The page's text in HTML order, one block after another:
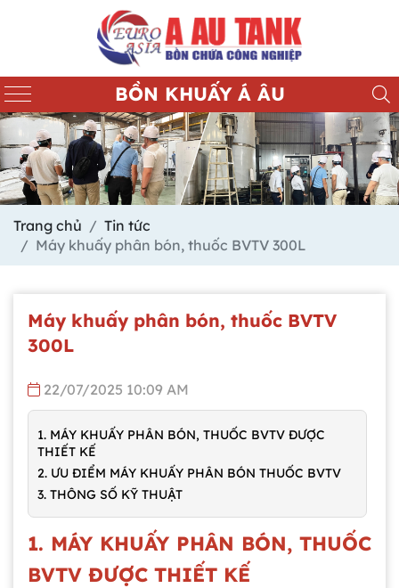
BỒN KHUẤY Á ÂU
Trang chủ
Tin tức
Máy khuấy phân bón, thuốc BVTV 300L
Máy khuấy phân bón, thuốc BVTV
300L
22/07/2025 10:09 AM
1. MÁY KHUẤY PHÂN BÓN, THUỐC BVTV ĐƯỢC
THIẾT KẾ
2. ƯU ĐIỂM MÁY KHUẤY PHÂN BÓN THUỐC BVTV
3. THÔNG SỐ KỸ THUẬT
1. MÁY KHUẤY PHÂN BÓN, THUỐC
BVTV ĐƯỢC THIẾT KẾ